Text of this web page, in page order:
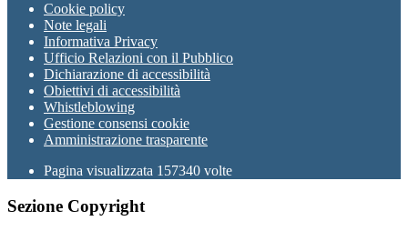
Cookie policy
Note legali
Informativa Privacy
Ufficio Relazioni con il Pubblico
Dichiarazione di accessibilità
Obiettivi di accessibilità
Whistleblowing
Gestione consensi cookie
Amministrazione trasparente
Pagina visualizzata 157340 volte
Sezione Copyright